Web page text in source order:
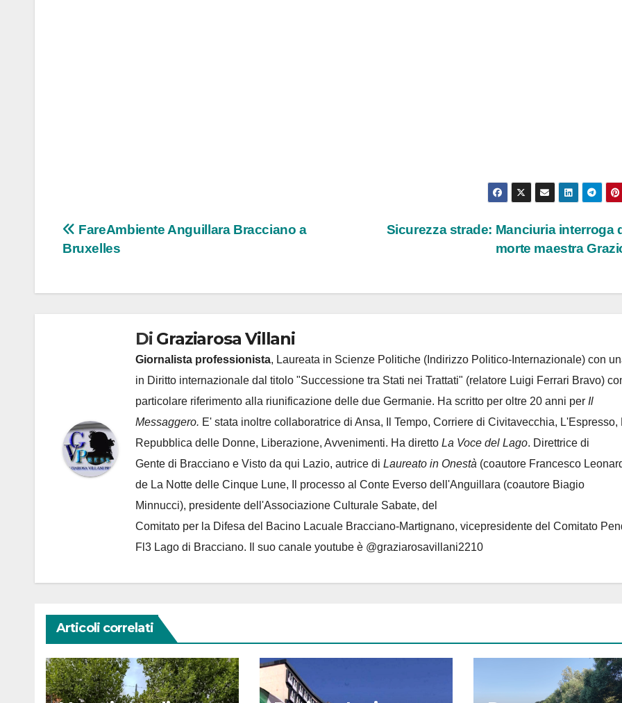
Navigazione
Sicurezza strade: Manciuria interroga
morte maestra
FareAmbiente Anguillara Bracciano a
Bruxelles
Di Graziarosa Villani
Giornalista professionista, Laureata in Scienze Politiche (Indirizzo Politico-Internazionale) con
in Diritto internazionale dal titolo "Successione tra Stati nei Trattati" (relatore Luigi Ferrari Bravo)
particolare riferimento alla riunificazione delle due Germanie. Ha scritto per oltre 20 anni per Il
Messaggero. E' stata inoltre collaboratrice di Ansa, Il Tempo, Corriere di Civitavecchia, L'Espresso,
Repubblica delle Donne, Liberazione, Avvenimenti. Ha diretto La Voce del Lago. Direttrice di
Gente di Bracciano e Visto da qui Lazio, autrice di Laureato in Onestà (coautore Francesco
de La Notte delle Cinque Lune, Il processo al Conte Everso dell'Anguillara (coautore Biagio
Minnucci), presidente dell'Associazione Culturale Sabate, del
Comitato per la Difesa del Bacino Lacuale Bracciano-Martignano, vicepresidente del Comitato
Fl3 Lago di Bracciano. Il suo canale youtube è @graziarosavillani2210
Articoli correlati